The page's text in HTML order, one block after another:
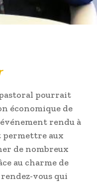
pourrait
économique de
rendu à
permettre aux
de nombreux
au charme de
vous qui